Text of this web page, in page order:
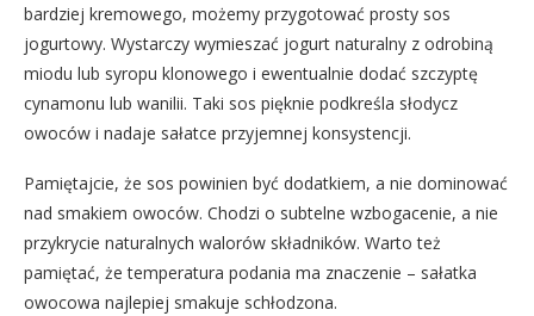
bardziej kremowego, możemy przygotować prosty sos
jogurtowy. Wystarczy wymieszać jogurt naturalny z odrobiną
miodu lub syropu klonowego i ewentualnie dodać szczyptę
cynamonu lub wanilii. Taki sos pięknie podkreśla słodycz
owoców i nadaje sałatce przyjemnej konsystencji.
Pamiętajcie, że sos powinien być dodatkiem, a nie dominować
nad smakiem owoców. Chodzi o subtelne wzbogacenie, a nie
przykrycie naturalnych walorów składników. Warto też
pamiętać, że temperatura podania ma znaczenie – sałatka
owocowa najlepiej smakuje schłodzona.